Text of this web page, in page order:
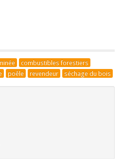
combustibles forestiers
poêle revendeur séchage du bois